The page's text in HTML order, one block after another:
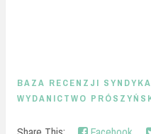
BAZA RECENZJI
WYDANICTWO